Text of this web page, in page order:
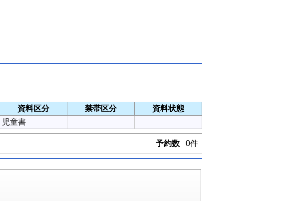
資料区分 禁帯区分
資料状態
児童書
予約数 0件